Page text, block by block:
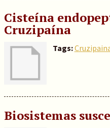
Cisteína
Cruzipaína
Tags:
Biosistemas